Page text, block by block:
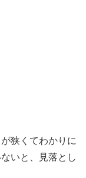
狭くてわかりに
いと、見落とし